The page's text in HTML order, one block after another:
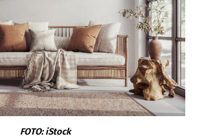
FOTO: iStock